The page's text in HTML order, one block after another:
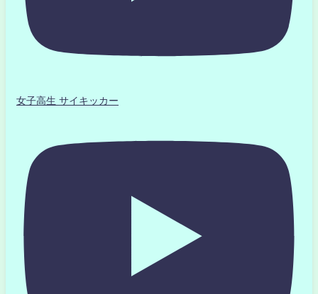
女子高生 サイキッカー